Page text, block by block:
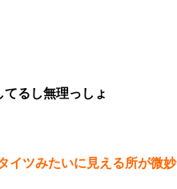
てるし無理っしょ
イツみたいに見える所が微妙